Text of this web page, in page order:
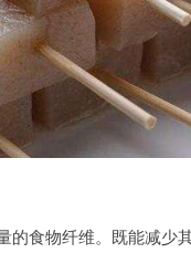
的食物纤维。既能减少